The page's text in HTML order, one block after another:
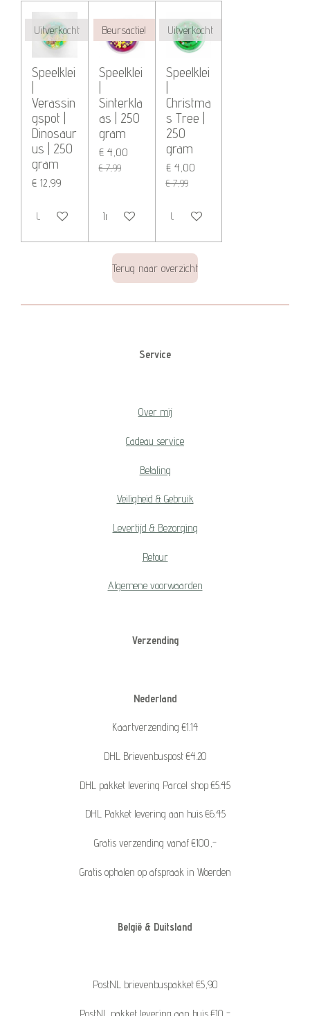
Uitverkocht
Speelklei
Verassin
gspot |
Dinosaur
us | 250
gram
€ 12,99
Uitverkocht
Beursactie!
Speelklei
Sinterkla
as | 250
gram
€ 4,00
€ 7,99
In winkelwagen
Uitverkocht
Speelklei
Christma
s Tree |
250
gram
€ 4,00
€ 7,99
Uitverkocht
Terug naar overzicht
Service
Over mij
Cadeau service
Betaling
Veiligheid & Gebruik
Levertijd & Bezorging
Retour
Algemene voorwaarden
Verzending
Nederland
Kaartverzending €1.14
DHL Brievenbuspost €4.20
DHL pakket levering Parcel shop €5.45
DHL Pakket levering aan huis €6.45
Gratis verzending vanaf €100,-
Gratis ophalen op afspraak in Woerden
België & Duitsland
PostNL brievenbuspakket €5,90
PostNL pakket levering aan huis €10,-